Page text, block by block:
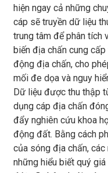
hiện ngay cả những
cáp sẽ truyền dữ liệu
trung tâm để phân tích
biến địa chấn cung
động địa chấn, cho
mối đe dọa và nguy
Dữ liệu được thu thập
dụng cáp địa chấn
đẩy nghiên cứu khoa
động đất. Bằng cách
của sóng địa chấn,
những hiểu biết quý